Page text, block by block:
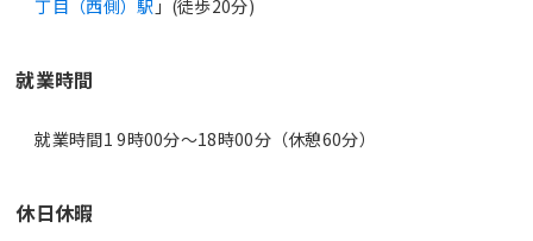
丁目（西側）駅 」(徒歩20分)
就業時間
就業時間1 9時00分〜18時00分（休憩60分）
休日休暇